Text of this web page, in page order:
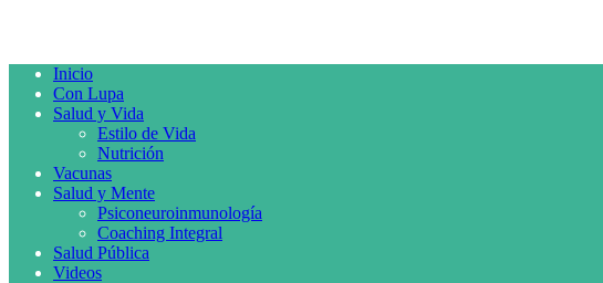
Inicio
Con Lupa
Salud y Vida
Estilo de Vida
Nutrición
Vacunas
Salud y Mente
Psiconeuroinmunología
Coaching Integral
Salud Pública
Videos